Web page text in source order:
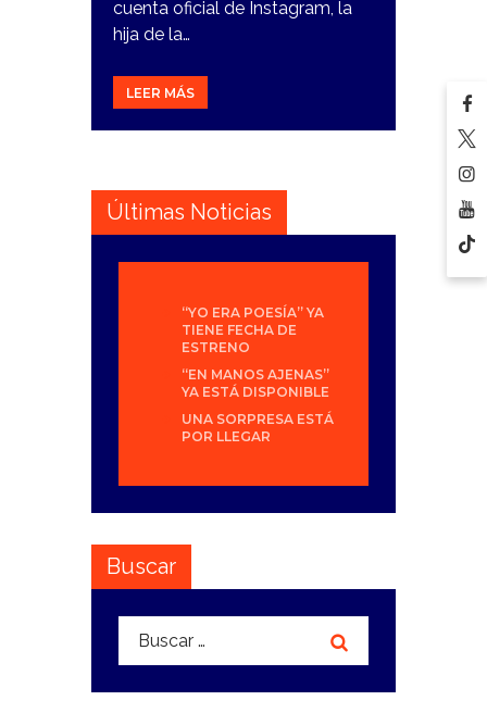
cuenta oficial de Instagram, la
hija de la…
LEER MÁS
Últimas Noticias
“YO ERA POESÍA” YA
TIENE FECHA DE
ESTRENO
“EN MANOS AJENAS”
YA ESTÁ DISPONIBLE
UNA SORPRESA ESTÁ
POR LLEGAR
Buscar
Buscar: